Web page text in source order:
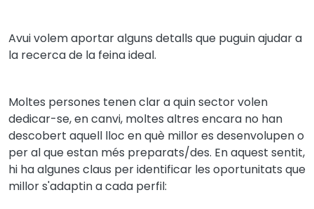
Avui volem aportar alguns detalls que puguin ajudar a
la recerca de la feina ideal.
Moltes persones tenen clar a quin sector volen
dedicar-se, en canvi, moltes altres encara no han
descobert aquell lloc en què millor es desenvolupen o
per al que estan més preparats/des. En aquest sentit,
hi ha algunes claus per identificar les oportunitats que
millor s'adaptin a cada perfil: